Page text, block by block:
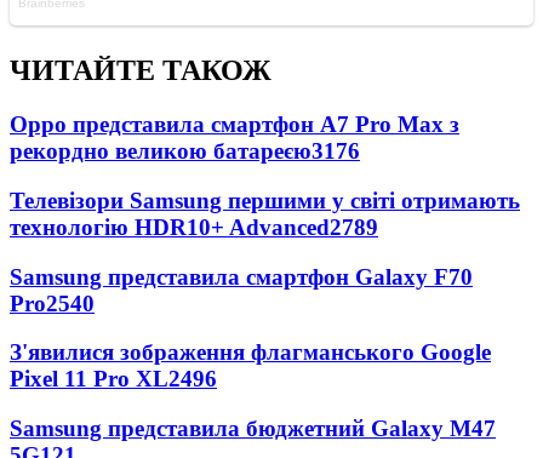
ЧИТАЙТЕ ТАКОЖ
Oppo представила смартфон A7 Pro Max з
рекордно великою батареєю3176
Телевізори Samsung першими у світі отримають
технологію HDR10+ Advanced2789
Samsung представила смартфон Galaxy F70
Pro2540
З'явилися зображення флагманського Google
Pixel 11 Pro XL2496
Samsung представила бюджетний Galaxy M47